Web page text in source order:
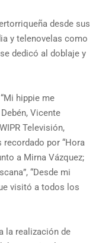
desde sus
y telenovelas como
se dedicó al doblaje y
hippie me
Vicente
Televisión,
por “Hora
a Mirna Vázquez;
“Desde mi
visitó a todos los
la realización de